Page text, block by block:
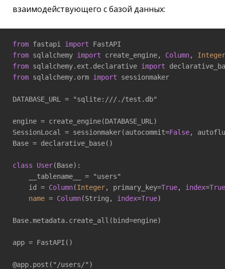
взаимодействующего с базой данных:
from fastapi import
from sqlalchemy import create_engine, Column, Integer
from sqlalchemy.ext.declarative import
from sqlalchemy.orm import sessionmaker
DATABASE_URL = "sqlite:///./test.db"
engine = create_engine(DATABASE_URL)
SessionLocal = sessionmaker(autocommit=False,
Base = declarative_base()
class User(Base):
    __tablename__ = "users"
    id =
Column(Integer, primary_key=True, index=True
name = Column(String, index=True)
Base.metadata.create_all(bind=engine)
app = FastAPI()
@app.post("/users/")